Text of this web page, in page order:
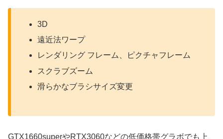
3D
遠近法ワープ
レンダリング フレーム、ピクチャフレーム
スクラブズーム
滑らかなブラシサイズ変更
GTX1660superやRTX3060などの低価格帯グラボでも上